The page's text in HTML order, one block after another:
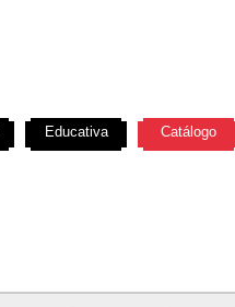
Educativa Catálogo